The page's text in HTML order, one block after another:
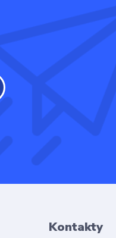
Kontakty